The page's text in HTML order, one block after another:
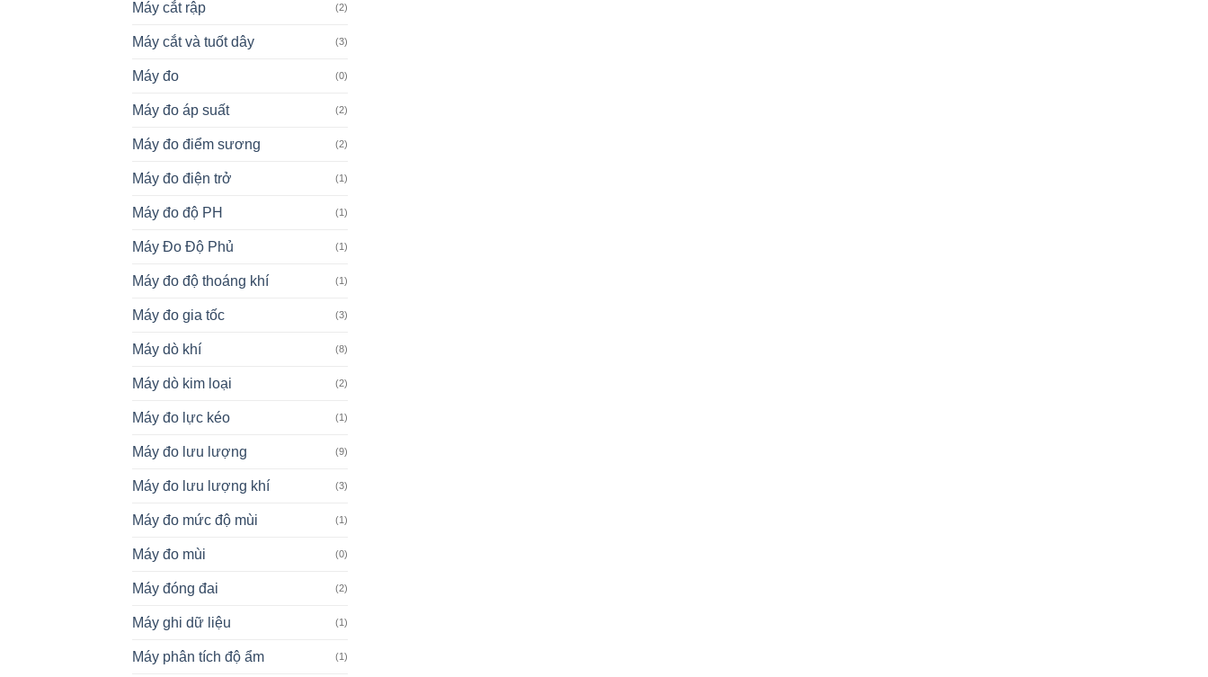
Máy cắt rập (2)
Máy cắt và tuốt dây (3)
Máy đo (0)
Máy đo áp suất (2)
Máy đo điểm sương (2)
Máy đo điện trở (1)
Máy đo độ PH (1)
Máy Đo Độ Phủ (1)
Máy đo độ thoáng khí (1)
Máy đo gia tốc (3)
Máy dò khí (8)
Máy dò kim loại (2)
Máy đo lực kéo (1)
Máy đo lưu lượng (9)
Máy đo lưu lượng khí (3)
Máy đo mức độ mùi (1)
Máy đo mùi (0)
Máy đóng đai (2)
Máy ghi dữ liệu (1)
Máy phân tích độ ẩm (1)